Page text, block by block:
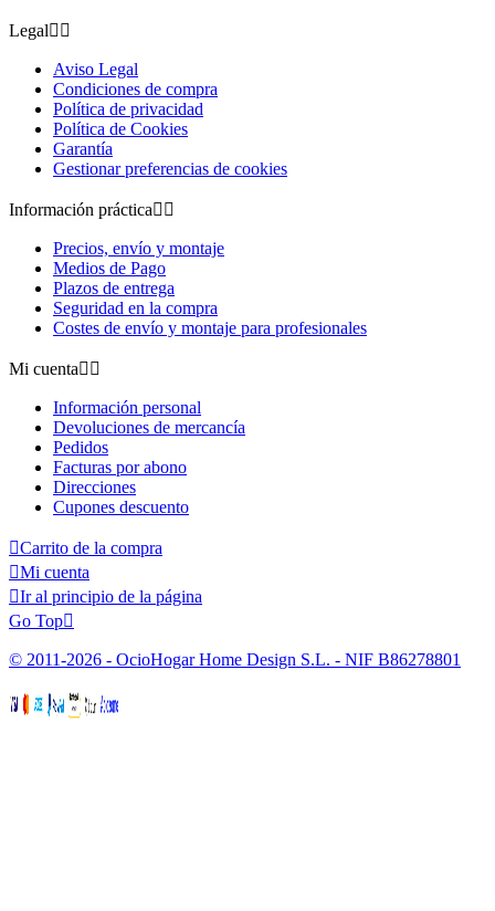
Legal 
Aviso Legal
Condiciones de compra
Política de privacidad
Política de Cookies
Garantía
Gestionar preferencias de cookies
Información práctica 
Precios, envío y montaje
Medios de Pago
Plazos de entrega
Seguridad en la compra
Costes de envío y montaje para profesionales
Mi cuenta 
Información personal
Devoluciones de mercancía
Pedidos
Facturas por abono
Direcciones
Cupones descuento
Carrito de la compra
Mi cuenta
Ir al principio de la página
Go Top
© 2011-2026 - OcioHogar Home Design S.L. - NIF B86278801